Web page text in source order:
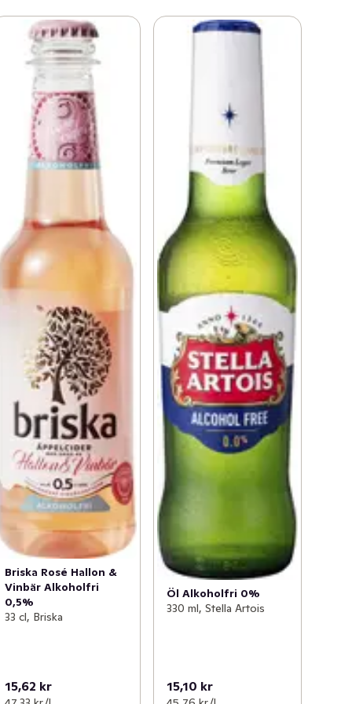
Briska Rosé Hallon &
Vinbär Alkoholfri
0,5%
33 cl, Briska
15,62 kr
Öl Alkoholfri 0%
330 ml, Stella Artois
15,10 kr